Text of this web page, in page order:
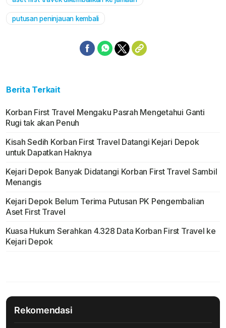
putusan peninjauan kembali
Berita Terkait
Korban First Travel Mengaku Pasrah Mengetahui Ganti
Rugi tak akan Penuh
Kisah Sedih Korban First Travel Datangi Kejari Depok
untuk Dapatkan Haknya
Kejari Depok Banyak Didatangi Korban First Travel Sambil
Menangis
Kejari Depok Belum Terima Putusan PK Pengembalian
Aset First Travel
Kuasa Hukum Serahkan 4.328 Data Korban First Travel ke
Kejari Depok
Rekomendasi